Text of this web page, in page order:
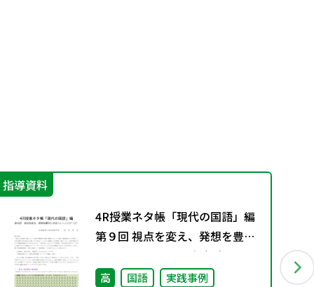
指導資料
4R授業ネタ帳「現代の国語」編
第９回 視点を変え、発想を豊か
にするトレーニング（２）
高 国語 実践事例